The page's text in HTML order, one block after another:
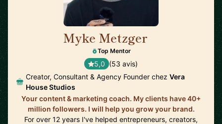
Myke Metzger
Top Mentor
5,0 (53 avis)
Creator, Consultant & Agency Founder chez Vera
House Studios
Your content & marketing coach. My clients have 40+
million followers. I will help you grow your brand.
For over 12 years I've helped entrepreneurs, creators,